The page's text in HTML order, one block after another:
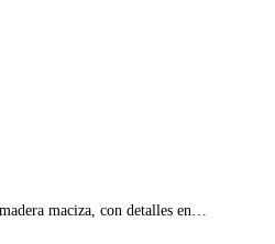
maciza, con detalles en…